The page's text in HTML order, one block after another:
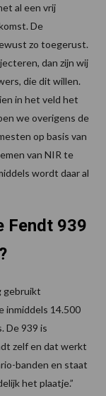
al een vrij
De
zo toegerust.
dan zijn wij
die dit willen.
in het veld het
we overigens de
op basis van
van NIR te
wordt daar al
Fendt 939
gebruikt
inmiddels 14.500
De 939 is
zelf en dat werkt
banden en staat
het plaatje.”